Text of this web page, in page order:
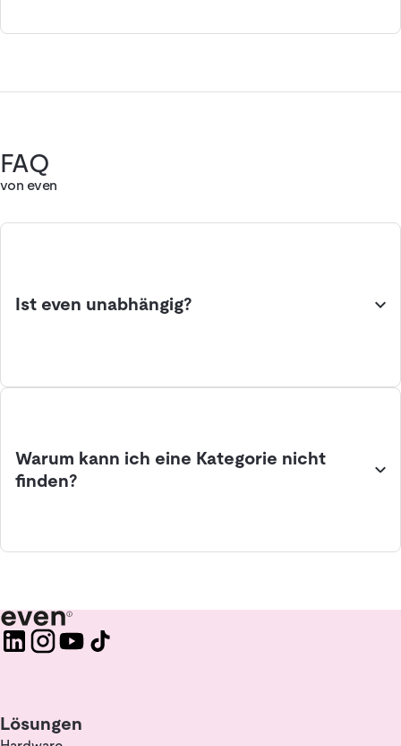
FAQ
von even
Ist even unabhängig?
Warum kann ich eine Kategorie nicht
finden?
Lösungen